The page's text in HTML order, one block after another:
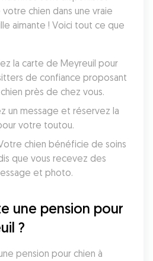
chien dans une vraie
aimante ! Voici tout ce que
la carte de Meyreuil pour
de confiance proposant
près de chez vous.
un message et réservez la
votre toutou.
chien bénéficie de soins
que vous recevez des
et photo.
une pension pour
?
pension pour chien à